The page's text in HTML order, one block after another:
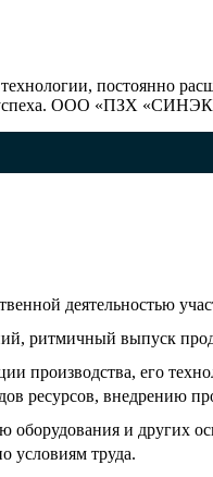
постоянно
ООО «ПЗХ
деятельностью
ритмичный выпуск
производства, его
ресурсов, внедрению
и других
условиям труда.